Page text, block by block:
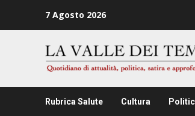
7 Agosto 2026
Rubrica Salute Cultura